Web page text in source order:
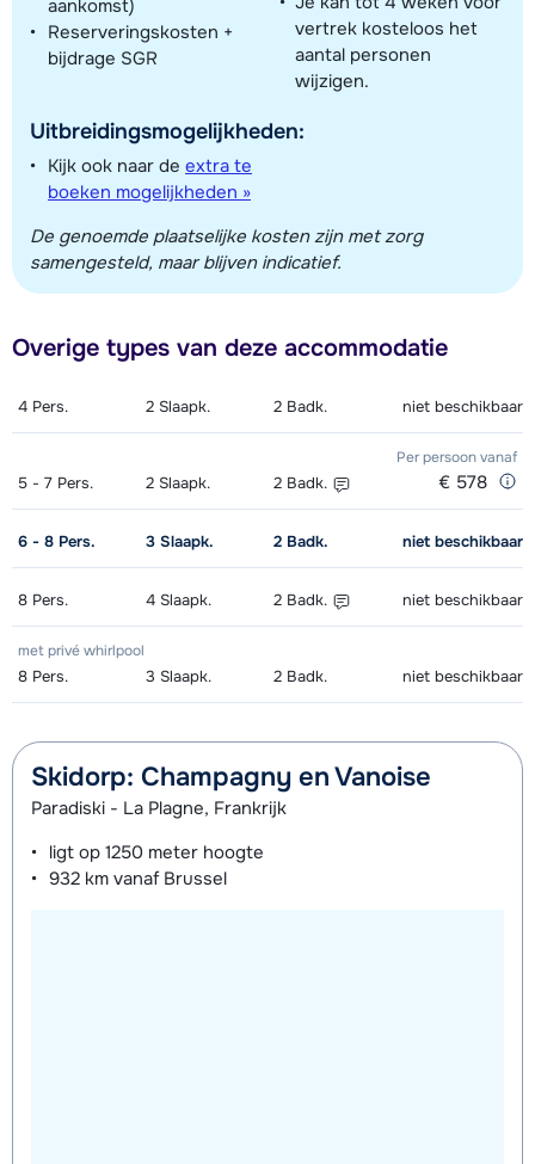
aankomst)
Reserveringskosten +
bijdrage SGR
Uitbreidingsmogelijkheden:
Kijk ook naar de extra te
boeken mogelijkheden »
vertrek kosteloos het
aantal personen
wijzigen.
De genoemde plaatselijke kosten zijn met zorg
samengesteld, maar blijven indicatief.
Overige types van deze accommodatie
4 Pers. 2 Slaapk. 2 Badk. niet beschikbaar
Per persoonvanaf
5 - 7 Pers. 2 Slaapk. 2 Badk. € 578
6 - 8 Pers. 3 Slaapk. 2 Badk. niet beschikbaar
8 Pers. 4 Slaapk. 2 Badk. niet beschikbaar
met privé whirlpool
8 Pers. 3 Slaapk. 2 Badk. niet beschikbaar
Skidorp: Champagny en Vanoise
Paradiski - La Plagne, Frankrijk
ligt op 1250 meter hoogte
932 km vanaf Brussel